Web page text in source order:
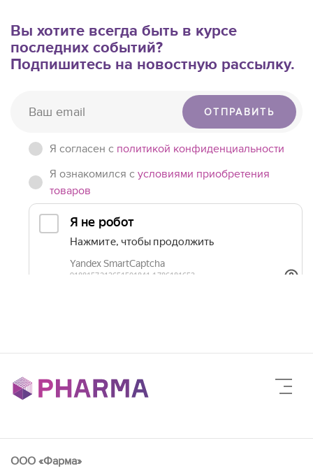
Вы хотите всегда быть в курсе
последних событий?
Подпишитесь на новостную рассылку.
ОТПРАВИТЬ
Я согласен c политикой конфиденциальности
Я ознакомился с условиями приобретения
товаров
ООО «Фарма»